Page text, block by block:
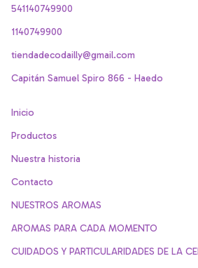
541140749900
1140749900
tiendadecodailly@gmail.com
Capitán Samuel Spiro 866 - Haedo
Inicio
Productos
Nuestra historia
Contacto
NUESTROS AROMAS
AROMAS PARA CADA MOMENTO
CUIDADOS Y PARTICULARIDADES DE LA